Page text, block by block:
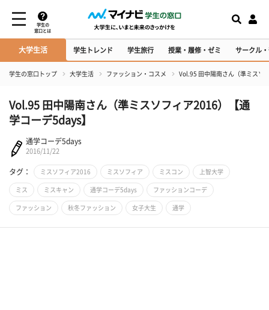
学生の
窓口とは
大学生活 学生トレンド 学生旅行 授業・履修・ゼミ サークル
学生の窓口トップ 大学生活 ファッション・コスメ Vol.95 田中陽南さん（準ミスソ
Vol.95 田中陽南さん（準ミスソフィア2016）【通
学コーデ5days】
通学コーデ5days
2016/11/22
タグ： ミスソフィア2016 ミスソフィア ミスコン 上智大学
ミス ミスキャン 通学コーデ5days ファッションコーデ
ファッション 秋冬ファッション 女子大生 通学